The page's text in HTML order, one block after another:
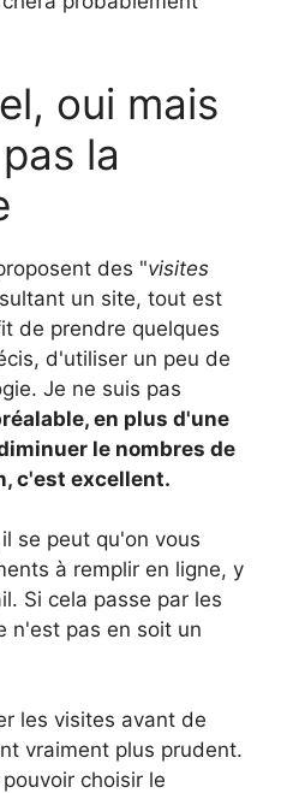
oui mais
la
des "visites
un site, tout est
de prendre quelques
d'utiliser un peu de
Je ne suis pas
en plus d'une
le nombres de
c'est excellent.
se peut qu'on vous
à remplir en ligne, y
Si cela passe par les
n'est pas en soit un
les visites avant de
vraiment plus prudent.
choisir le